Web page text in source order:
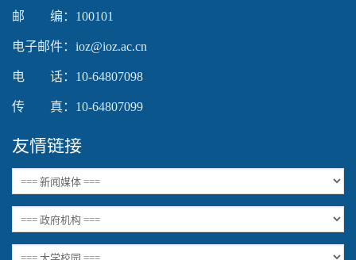
邮 编：100101
电子邮件：ioz@ioz.ac.cn
电 话：10-64807098
传 真：10-64807099
友情链接